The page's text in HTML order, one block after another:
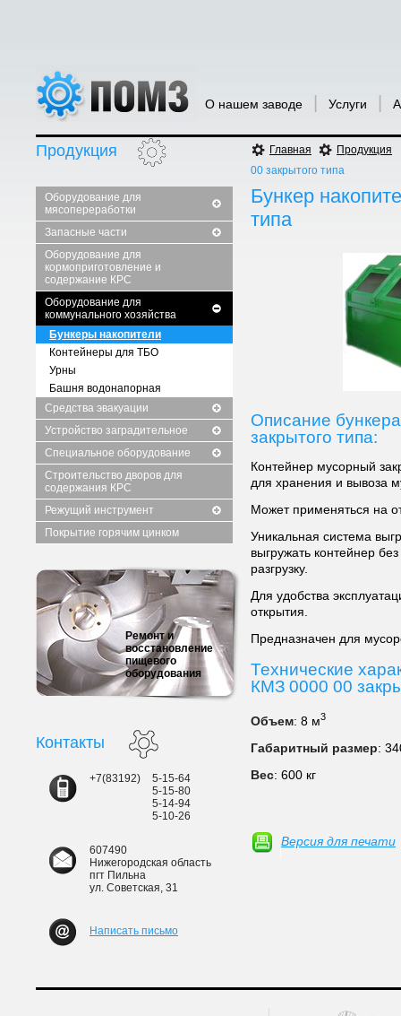
О нашем заводе Услуги
Продукция
Оборудование для
мясопереработки
Запасные части
Оборудование для
кормоприготовление и
содержание КРС
Оборудование для
коммунального хозяйства
Бункеры накопители
Контейнеры для ТБО
Урны
Башня водонапорная
Средства эвакуации
Устройство заградительное
Специальное оборудование
Строительство дворов для
содержания КРС
Режущий инструмент
Покрытие горячим цинком
Ремонт и
восстановление
пищевого
оборудования
Контакты
+7(83192)
5-15-64
5-15-80
5-14-94
5-10-26
607490
Нижегородская область
пгт Пильна
ул. Советская, 31
Написать письмо
Главная
Продукция
00 закрытого типа
Бункер
типа
Описание
закрытого типа:
Контейнер мусорный
для хранения и вывоза
Может применяться на
Уникальная система
выгружать контейнер
разгрузку.
Для удобства
открытия.
Предназначен для
Технические
КМЗ 0000 00
Объем: 8 м3
Габаритный размер:
Вес: 600 кг
Версия для печати